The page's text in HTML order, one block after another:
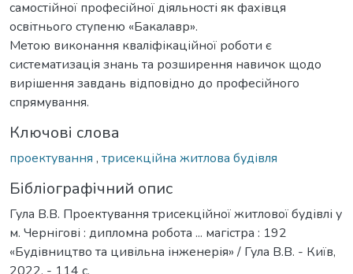
самостійної професійної діяльності як фахівця
освітнього ступеню «Бакалавр».
Метою виконання кваліфікаційної роботи є
систематизація знань та розширення навичок щодо
вирішення завдань відповідно до професійного
спрямування.
Ключові слова
проектування , трисекційна житлова будівля
Бібліографічний опис
Гула В.В. Проектування трисекційної житлової будівлі у
м. Чернігові : дипломна робота ... магістра : 192
«Будівництво та цивільна інженерія» / Гула В.В. - Київ,